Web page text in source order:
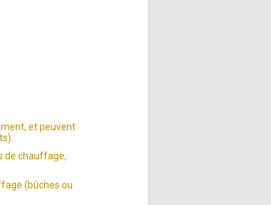
et peuvent
de chauffage,
(bûches ou